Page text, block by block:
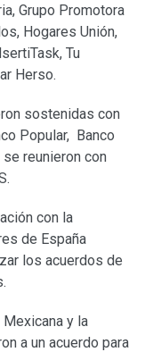
Grupo Promotora
Hogares Unión,
Tu
Herso.
sostenidas con
Popular, Banco
reunieron con
con la
de España
los acuerdos de
y la
a un acuerdo para